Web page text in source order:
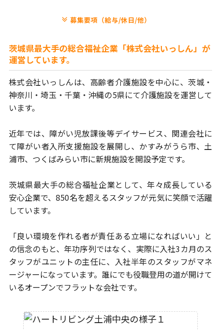
募集要項（給与/休日/他）
茨城県最大手の総合福祉企業「株式会社いっしん」が
運営しています。
株式会社いっしんは、高齢者介護施設を中心に、茨城・
神奈川・埼玉・ 千葉・沖縄の5県にて介護施設を運営して
います。
近年では、障がい児放課後等デイサービス、関連会社に
て障がい者入所支援施設を展開し、かすみがうら市、土
浦市、つくばみらい市に新規施設を開設予定です。
茨城県最大手の総合福祉企業として、年々成長している
安心企業で、850名を超えるスタッフが元気に笑顔で活躍
しています。
「良い環境を作れる者が責任ある立場になればいい」と
の信念のもと、年功序列ではなく、実際に入社3カ月のス
タッフがユニットの主任に、
入社半年のスタッフがマネ
ージャーになっています。 誰にでも役職登用の道が開けて
いるオープンでフラットな会社です。